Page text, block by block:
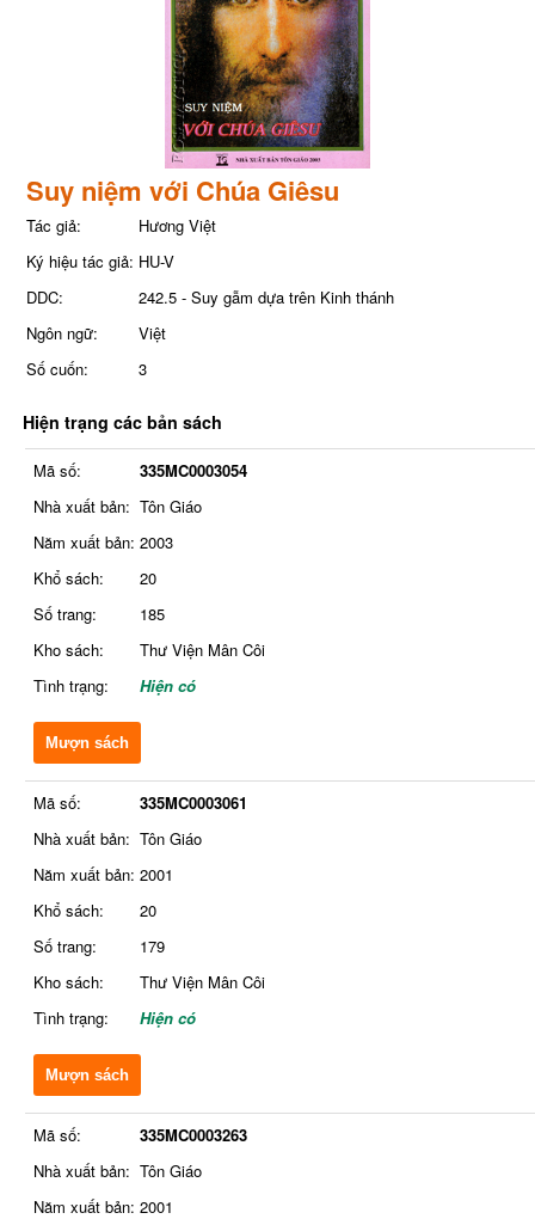
Suy niệm với Chúa Giêsu
Tác giả:
Hương Việt
Ký hiệu tác giả: HU-V
DDC:
242.5 - Suy gẫm dựa trên Kinh thánh
Ngôn ngữ:
Việt
Số cuốn:
3
Hiện trạng các bản sách
Mã số:
335MC0003054
Nhà xuất bản: Tôn Giáo
Năm xuất bản: 2003
Khổ sách:
20
Số trang:
185
Kho sách:
Thư Viện Mân Côi
Tình trạng:
Hiện có
Mượn sách
Mã số:
335MC0003061
Nhà xuất bản: Tôn Giáo
Năm xuất bản: 2001
Khổ sách:
20
Số trang:
179
Kho sách:
Thư Viện Mân Côi
Tình trạng:
Hiện có
Mượn sách
Mã số:
335MC0003263
Nhà xuất bản: Tôn Giáo
Năm xuất bản: 2001